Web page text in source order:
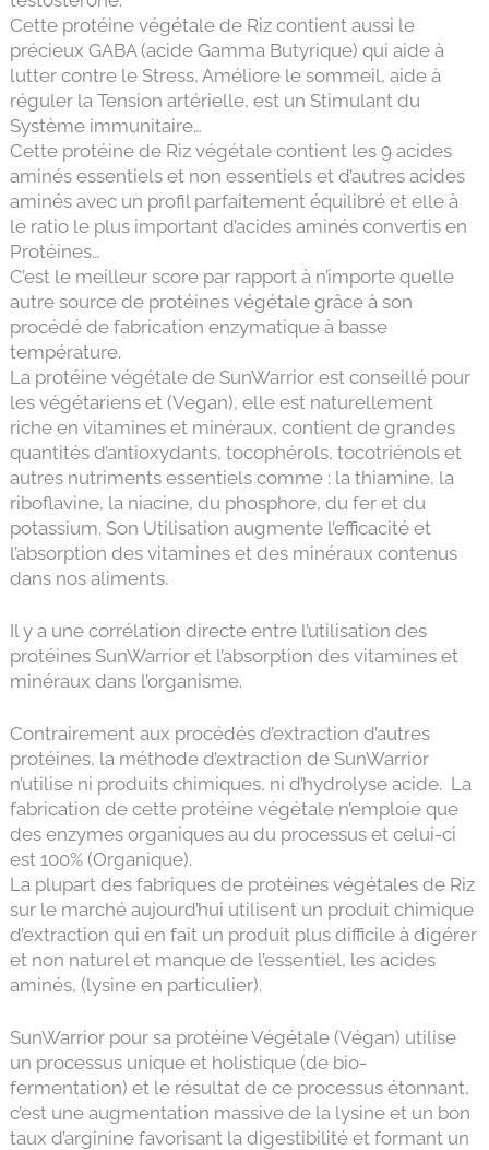
Cette protéine végétale de Riz contient aussi le
précieux GABA (acide Gamma Butyrique) qui aide à
lutter contre le Stress, Améliore le sommeil, aide à
réguler la Tension artérielle, est un Stimulant du
Système immunitaire…
Cette protéine de Riz végétale contient les 9 acides
aminés essentiels et non essentiels et d’autres acides
aminés avec un profil parfaitement équilibré et elle à
le ratio le plus important d’acides aminés convertis en
Protéines…
C’est le meilleur score par rapport à n’importe quelle
autre source de protéines végétale grâce à son
procédé de fabrication enzymatique à basse
température.
La protéine végétale de SunWarrior est conseillé pour
les végétariens et (Vegan), elle est naturellement
riche en vitamines et minéraux, contient de grandes
quantités d’antioxydants, tocophérols, tocotriénols et
autres nutriments essentiels comme : la thiamine, la
riboflavine, la niacine, du phosphore, du fer et du
potassium. Son Utilisation augmente l’efficacité et
l’absorption des vitamines et des minéraux contenus
dans nos aliments.
Il y a une corrélation directe entre l’utilisation des
protéines SunWarrior et l’absorption des vitamines et
minéraux dans l’organisme.
Contrairement aux procédés d’extraction d’autres
protéines, la méthode d’extraction de SunWarrior
n’utilise ni produits chimiques, ni d’hydrolyse acide. La
fabrication de cette protéine végétale n’emploie que
des enzymes organiques au du processus et celui-ci
est 100% (Organique).
La plupart des fabriques de protéines végétales de Riz
sur le marché aujourd’hui utilisent un produit chimique
d’extraction qui en fait un produit plus difficile à digérer
et non naturel et manque de l’essentiel, les acides
aminés, (lysine en particulier).
SunWarrior pour sa protéine Végétale (Végan) utilise
un processus unique et holistique (de bio-
fermentation) et le résultat de ce processus étonnant,
c’est une augmentation massive de la lysine et un bon
taux d’arginine favorisant la digestibilité et formant un